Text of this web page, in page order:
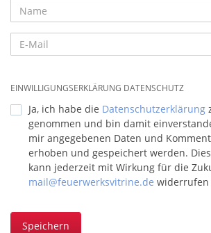
EINWILLIGUNGSERKLÄRUNG DATENSCHUTZ
Ja, ich habe die Datenschutzerklärung
genommen und bin damit
mir angegebenen Daten und
erhoben und gespeichert werden.
kann jederzeit mit Wirkung für die
mail@feuerwerksvitrine.de widerrufen
Speichern